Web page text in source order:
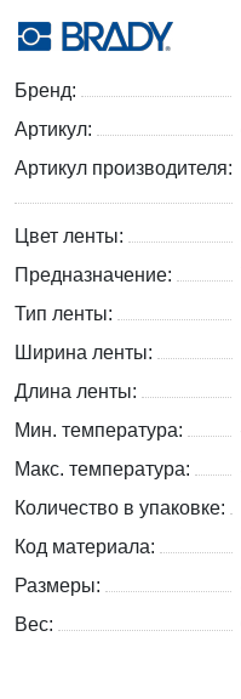
Бренд:
Артикул:
Артикул производителя:
Цвет ленты:
Предназначение:
Тип ленты:
Ширина ленты:
Длина ленты:
Мин. температура:
Макс. температура:
Количество в упаковке:
Код материала:
Размеры:
Вес: